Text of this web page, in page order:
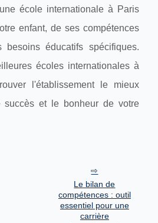
école internationale à Paris
enfant, de ses compétences
besoins éducatifs spécifiques.
écoles internationales à
l'établissement le mieux
succès et le bonheur de votre
Le bilan de
compétences : outil
essentiel pour une
carrière